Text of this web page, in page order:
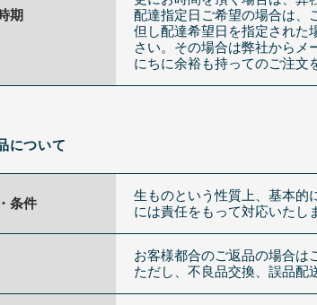
期
配達指定日ご希望の場合は、
但し配達希望日を指定された
さい。その場合は弊社からメ
にちに余裕も持ってのご注文
について
条件
生ものという性質上、基本的
には責任をもって対応いたし
お客様都合のご返品の場合は
ただし、不良品交換、誤品配